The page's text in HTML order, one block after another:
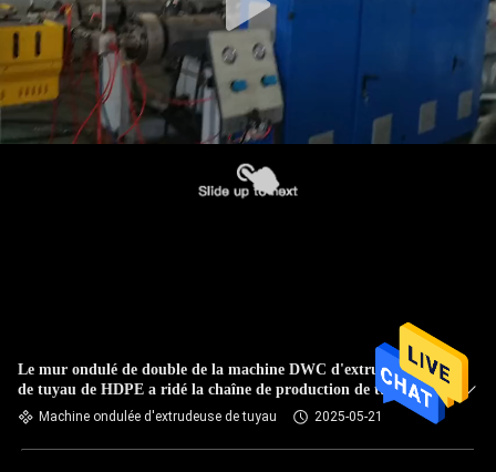
Le mur ondulé de double de la machine DWC d'extrudeuse
de tuyau de HDPE a ridé la chaîne de production de tuyau
Machine ondulée d'extrudeuse de tuyau 2025-05-21